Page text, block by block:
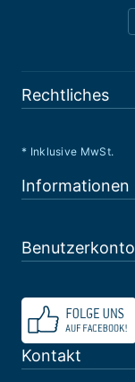
Rechtliches
* Inklusive MwSt.
Informationen
Benutzerkonto
Kontakt